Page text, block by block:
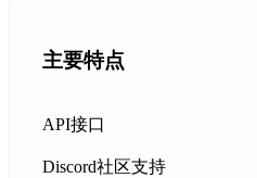
主要特点
API接口
Discord社区支持